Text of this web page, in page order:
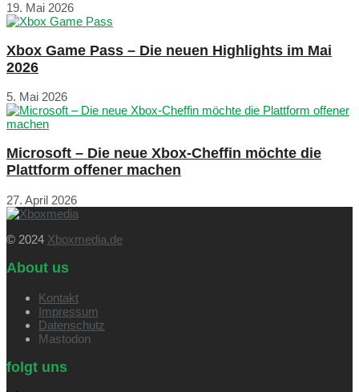
19. Mai 2026
Xbox Game Pass – Die neuen Highlights im Mai
2026
5. Mai 2026
Microsoft – Die neue Xbox-Cheffin möchte die
Plattform offener machen
27. April 2026
© 2024 Xboxmedia.de
About us
Kontakt
Impressum
Datenschutz
Mastodon
folgt uns